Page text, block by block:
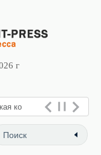
г